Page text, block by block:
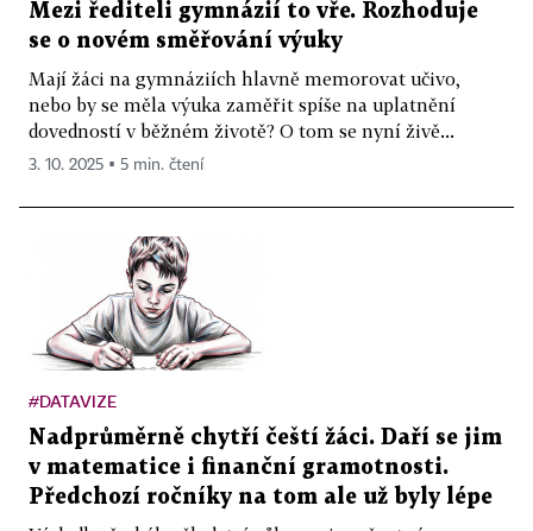
Mezi řediteli gymnázií to vře. Rozhoduje
se o novém směřování výuky
Mají žáci na gymnáziích hlavně memorovat učivo,
nebo by se měla výuka zaměřit spíše na uplatnění
dovedností v běžném životě? O tom se nyní živě...
3. 10. 2025 ▪ 5 min. čtení
#DATAVIZE
Nadprůměrně chytří čeští žáci. Daří se jim
v matematice i finanční gramotnosti.
Předchozí ročníky na tom ale už byly lépe